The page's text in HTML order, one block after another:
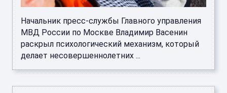
Начальник пресс-службы Главного управления
МВД России по Москве Владимир Васенин
раскрыл психологический механизм, который
делает несовершеннолетних ...